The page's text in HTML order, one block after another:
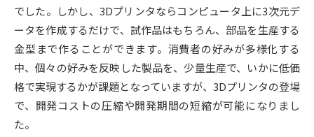
大学で学べる内容や特徴を調べる
新増設大学・学部・学科特集
国際・グローバルに強い大学特
集
データサイエンス特集 奨学金・特待生制度特集
デジタルパンフレット
でした。しかし、3Dプリンタならコンピュータ上に3次元デ
ータを作成するだけで、試作品はもちろん、部品を生産する
金型まで作ることができます。消費者の好みが多様化する
中、個々の好みを反映した製品を、少量生産で、いかに低価
格で実現するかが課題となっていますが、3Dプリンタの登場
で、開発コストの圧縮や開発期間の短縮が可能になりまし
た。